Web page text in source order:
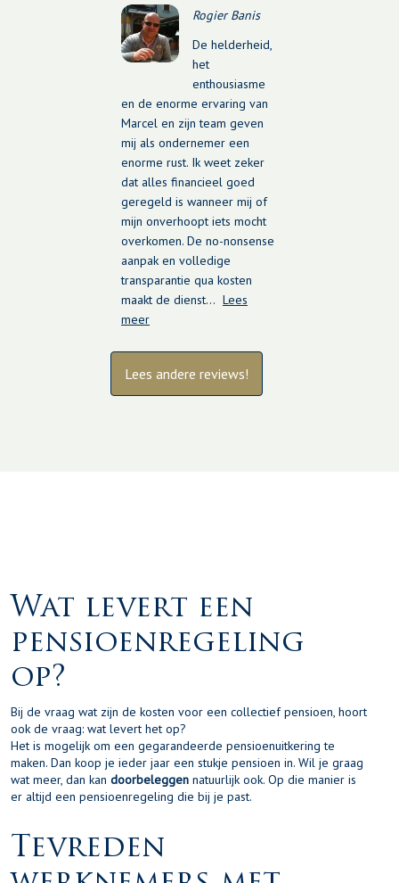
Rogier Banis
De helderheid,
het
enthousiasme
en de enorme ervaring van
Marcel en zijn team geven
mij als ondernemer een
enorme rust. Ik weet zeker
dat alles financieel goed
geregeld is wanneer mij of
mijn onverhoopt iets mocht
overkomen. De no-nonsense
aanpak en volledige
transparantie qua kosten
maakt de dienst… Lees
meer
Lees andere reviews!
Wat levert een
pensioenregeling
op?
Bij de vraag wat zijn de kosten voor een collectief pensioen, hoort
ook de vraag: wat levert het op?
Het is mogelijk om een gegarandeerde pensioenuitkering te
maken. Dan koop je ieder jaar een stukje pensioen in. Wil je graag
wat meer, dan kan doorbeleggen natuurlijk ook. Op die manier is
er altijd een pensioenregeling die bij je past.
Tevreden